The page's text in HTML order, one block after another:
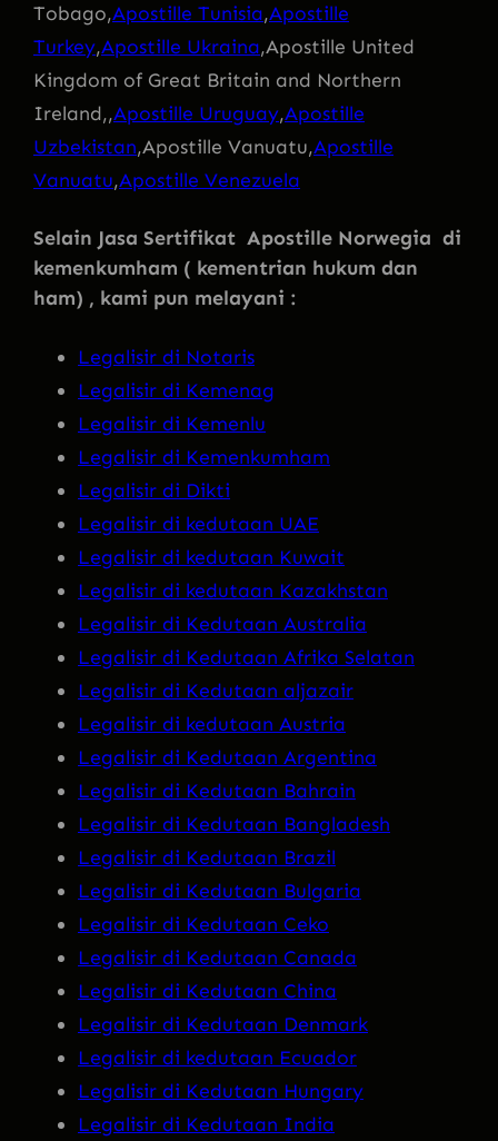
Tobago,Apostille Tunisia,Apostille
Turkey,Apostille Ukraina,Apostille United
Kingdom of Great Britain and Northern
Ireland,,Apostille Uruguay,Apostille
Uzbekistan,Apostille Vanuatu,Apostille
Vanuatu,Apostille Venezuela
Selain Jasa Sertifikat Apostille Norwegia di
kemenkumham ( kementrian hukum dan
ham) , kami pun melayani :
Legalisir di Notaris
Legalisir di Kemenag
Legalisir di Kemenlu
Legalisir di Kemenkumham
Legalisir di Dikti
Legalisir di kedutaan UAE
Legalisir di kedutaan Kuwait
Legalisir di kedutaan Kazakhstan
Legalisir di Kedutaan Australia
Legalisir di Kedutaan Afrika Selatan
Legalisir di Kedutaan aljazair
Legalisir di kedutaan Austria
Legalisir di Kedutaan Argentina
Legalisir di Kedutaan Bahrain
Legalisir di Kedutaan Bangladesh
Legalisir di Kedutaan Brazil
Legalisir di Kedutaan Bulgaria
Legalisir di Kedutaan Ceko
Legalisir di Kedutaan Canada
Legalisir di Kedutaan China
Legalisir di Kedutaan Denmark
Legalisir di kedutaan Ecuador
Legalisir di Kedutaan Hungary
Legalisir di Kedutaan India